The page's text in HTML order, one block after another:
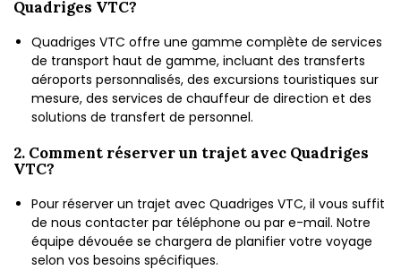
Quadriges VTC?
Quadriges VTC offre une gamme complète de services
de transport haut de gamme, incluant des transferts
aéroports personnalisés, des excursions touristiques sur
mesure, des services de chauffeur de direction et des
solutions de transfert de personnel.
2. Comment réserver un trajet avec Quadriges
VTC?
Pour réserver un trajet avec Quadriges VTC, il vous suffit
de nous contacter par téléphone ou par e-mail. Notre
équipe dévouée se chargera de planifier votre voyage
selon vos besoins spécifiques.